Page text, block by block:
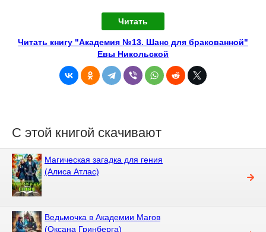
Читать
Читать книгу "Академия №13. Шанс для бракованной"
Евы Никольской
С этой книгой скачивают
Магическая загадка для гения
(Алиса Атлас)
Ведьмочка в Академии Магов
(Оксана Гринберга)